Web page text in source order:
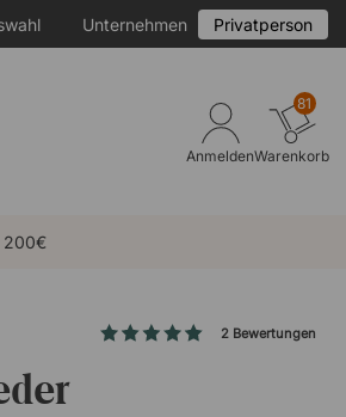
Unternehmen Privatperson
Anmelden
81
Warenkorb
200€
2 Bewertungen